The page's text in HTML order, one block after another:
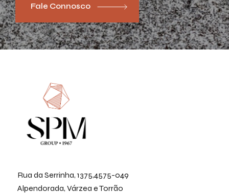
Fale Connosco
Rua da Serrinha, 1375,4575-049
Alpendorada, Várzea e Torrão